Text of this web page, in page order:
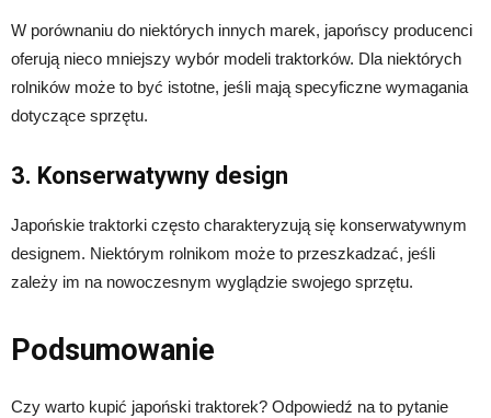
W porównaniu do niektórych innych marek, japońscy producenci
oferują nieco mniejszy wybór modeli traktorków. Dla niektórych
rolników może to być istotne, jeśli mają specyficzne wymagania
dotyczące sprzętu.
3. Konserwatywny design
Japońskie traktorki często charakteryzują się konserwatywnym
designem. Niektórym rolnikom może to przeszkadzać, jeśli
zależy im na nowoczesnym wyglądzie swojego sprzętu.
Podsumowanie
Czy warto kupić japoński traktorek? Odpowiedź na to pytanie